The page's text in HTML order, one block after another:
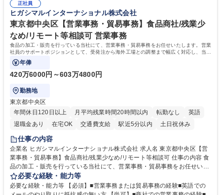
でも質問・相談できる環境が整っているため、安心して成長できます。 募
集職種 【森ビルG】人事・総務◆賞与5ヶ月◆年休120日◆残業少なめ◆
リモート可
務に挑戦できるため、自身の成長と組織への貢献度をダイレクトに実感で
きます。 残業少なめ、週1日リモート可など、ワークライフバランスを保
ち長期活躍できる環境です。 「これまでの幅広い経験を活かし、長期的な
キャリアを築きたい」という前向きな意欲と挑戦を全力で応援します。 学
歴・資格 学歴：大学院 大学 高専 短大 専修学校 高校 語学力： 資格：日商
簿記検定1級 日商簿記検定2級 日商簿記検定3級
正社員
ヒガシマルインターナショナル株式会社
東京都中央区【営業事務・貿易事務】食品商社/残業少
なめ/リモート等相談可 営業事務
食品の加工・販売を行っている当社にて、営業事務・貿易事務をお任せいたします。営業
社員のサポートポジションとして、受発注から海外工場との調整まで幅広く対応し、当社
事業の根幹を支えていただきます。
年俸
420万6000円～603万4800円
勤務地
東京都中央区
年間休日120日以上
月平均残業時間20時間以内 転勤なし
英語
退職金あり
在宅OK 交通費支給 駅近5分以内 土日祝休み
仕事の内容
企業名 ヒガシマルインターナショナル株式会社 求人名 東京都中央区【営
業事務・貿易事務】食品商社/残業少なめ/リモート等相談可 仕事の内容 食
品の加工・販売を行っている当社にて、営業事務・貿易事務をお任せいた
します。営業社員のサポートポジションとして、受発注から海外工場との
調整まで幅広く対応し、当社事業の根幹を支えていただきます。 ■受発注
業務、請求書発行 ■海外工場とのスケジュール調整 ■在庫管理 ■輸入書類
必要な経験・能力等
必要な経験・能力等 【必須】■営業事務または貿易事務の経験■英語での